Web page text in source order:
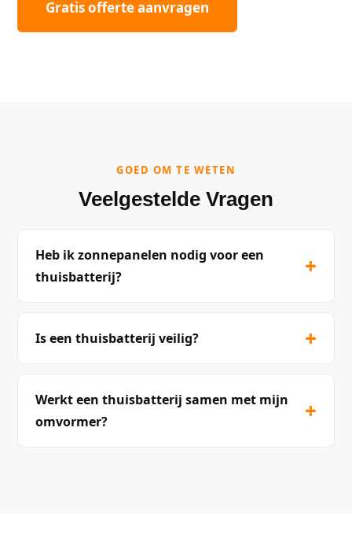
Gratis offerte aanvragen
GOED OM TE WETEN
Veelgestelde Vragen
Heb ik zonnepanelen nodig voor een
thuisbatterij?
+
Is een thuisbatterij veilig? +
Werkt een thuisbatterij samen met mijn
omvormer?
+